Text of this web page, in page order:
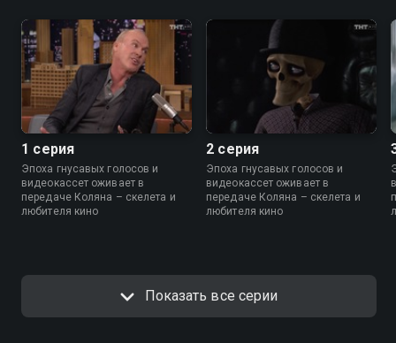
1 серия
Эпоха гнусавых голосов и
видеокассет оживает в
передаче Коляна – скелета и
любителя кино
2 серия
Эпоха гнусавых голосов и
видеокассет оживает в
передаче Коляна – скелета и
любителя кино
Показать все серии